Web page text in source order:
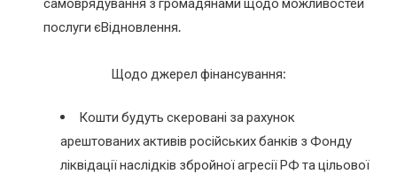
послуги єВідновлення.
Щодо джерел фінансування:
Кошти будуть скеровані за рахунок
арештованих активів російських банків з Фонду
ліквідації наслідків збройної агресії РФ та цільової